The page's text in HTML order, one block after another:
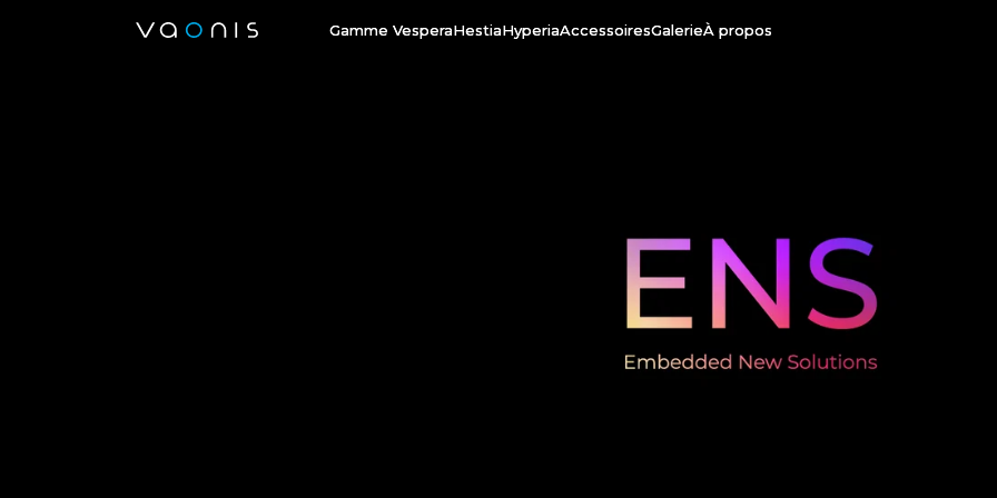
Gamme VesperaHestiaHyperiaAccessoiresGalerieÀ propos